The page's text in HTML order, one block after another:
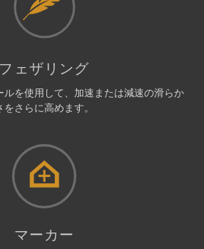
フェザリング
ルを使用して、加速または減速の滑らか
をさらに高めます。
マーカー